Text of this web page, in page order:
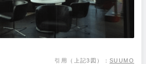
引用（上記3図）：SUUMO